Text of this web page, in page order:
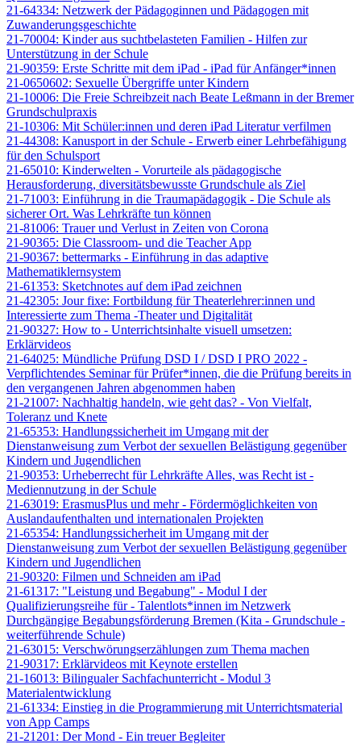
21-64334: Netzwerk der Pädagoginnen und Pädagogen mit
Zuwanderungsgeschichte
21-70004: Kinder aus suchtbelasteten Familien - Hilfen zur
Unterstützung in der Schule
21-90359: Erste Schritte mit dem iPad - iPad für Anfänger*innen
21-0650602: Sexuelle Übergriffe unter Kindern
21-10006: Die Freie Schreibzeit nach Beate Leßmann in der Bremer
Grundschulpraxis
21-10306: Mit Schüler:innen und deren iPad Literatur verfilmen
21-44308: Kanusport in der Schule - Erwerb einer Lehrbefähigung
für den Schulsport
21-65010: Kinderwelten - Vorurteile als pädagogische
Herausforderung, diversitätsbewusste Grundschule als Ziel
21-71003: Einführung in die Traumapädagogik - Die Schule als
sicherer Ort. Was Lehrkräfte tun können
21-81006: Trauer und Verlust in Zeiten von Corona
21-90365: Die Classroom- und die Teacher App
21-90367: bettermarks - Einführung in das adaptive
Mathematiklernsystem
21-61353: Sketchnotes auf dem iPad zeichnen
21-42305: Jour fixe: Fortbildung für Theaterlehrer:innen und
Interessierte zum Thema -Theater und Digitalität
21-90327: How to - Unterrichtsinhalte visuell umsetzen:
Erklärvideos
21-64025: Mündliche Prüfung DSD I / DSD I PRO 2022 -
Verpflichtendes Seminar für Prüfer*innen, die die Prüfung bereits in
den vergangenen Jahren abgenommen haben
21-21007: Nachhaltig handeln, wie geht das? - Von Vielfalt,
Toleranz und Knete
21-65353: Handlungssicherheit im Umgang mit der
Dienstanweisung zum Verbot der sexuellen Belästigung gegenüber
Kindern und Jugendlichen
21-90353: Urheberrecht für Lehrkräfte Alles, was Recht ist -
Mediennutzung in der Schule
21-63019: ErasmusPlus und mehr - Fördermöglichkeiten von
Auslandaufenthalten und internationalen Projekten
21-65354: Handlungssicherheit im Umgang mit der
Dienstanweisung zum Verbot der sexuellen Belästigung gegenüber
Kindern und Jugendlichen
21-90320: Filmen und Schneiden am iPad
21-61317: "Leistung und Begabung" - Modul I der
Qualifizierungsreihe für - Talentlots*innen im Netzwerk
Durchgängige Begabungsförderung Bremen (Kita - Grundschule -
weiterführende Schule)
21-63015: Verschwörungserzählungen zum Thema machen
21-90317: Erklärvideos mit Keynote erstellen
21-16013: Bilingualer Sachfachunterricht - Modul 3
Materialentwicklung
21-61334: Einstieg in die Programmierung mit Unterrichtsmaterial
von App Camps
21-21201: Der Mond - Ein treuer Begleiter